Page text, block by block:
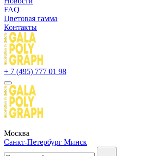
FAQ
Цветовая гамма
Контакты
+ 7 (495) 777 01 98
Москва
Санкт-Петербург Минск